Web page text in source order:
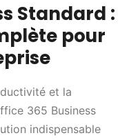
Standard :
pour
et la
365 Business
indispensable